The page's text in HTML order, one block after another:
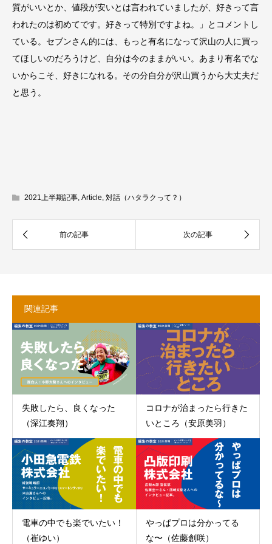
質がいいとか、値段が安いとは言われていましたが、好きって言
われたのは初めてです。好きって特別ですよね。」とコメントし
ている。セブンさん的には、もっと有名になって沢山の人に買っ
てほしいのだろうけど、自分は今のままがいい。あまり有名でな
いからこそ、好きになれる。その分自分が沢山買うから大丈夫だ
と思う。
2021上半期記事, Article, 対話（ハタラクって？）
関連記事
失敗したら、良くなった
（深江奏翔）
コロナが治まったら行きた
いところ（安原美羽）
電車の中でも楽でいたい！
（崔ゆい）
やっぱプロは分かってる
な〜（佐藤創咲）